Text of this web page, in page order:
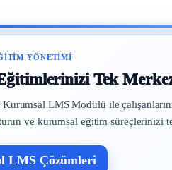
YÖNETIMI
Tek
LMS Modülü ile
ve kurumsal eğitim süreçlerinizi
LMS Çözümleri